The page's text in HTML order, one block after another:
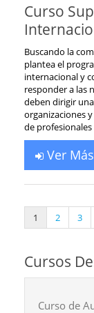
Curso
Buscando la
plantea el
internacional y
responder a las
deben dirigir
organizaciones
de
Ver
1 2 3
Cursos
Curso de